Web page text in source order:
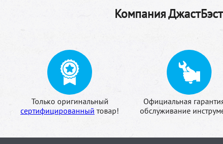
Компания
Только оригинальный
сертифицированный товар!
Официальная
обслуживание